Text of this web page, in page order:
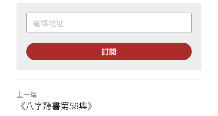
訂閱
上一篇
《八字聽書第58集》